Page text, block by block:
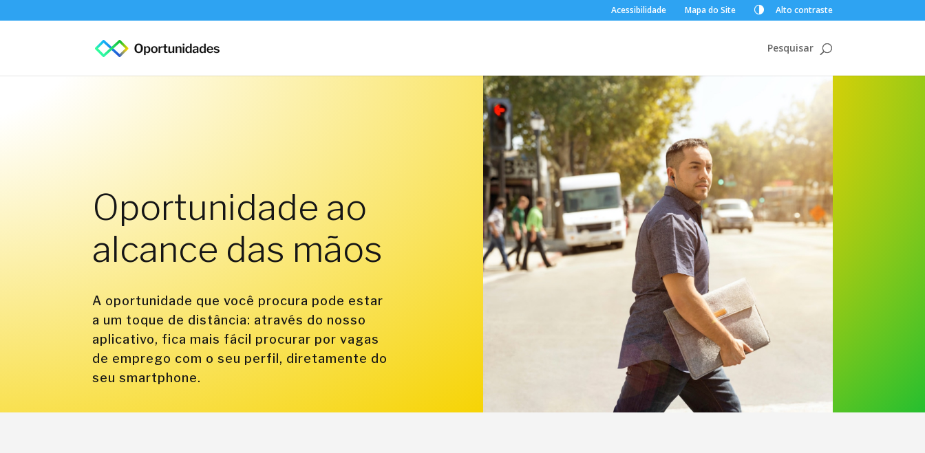
Acessibilidade Mapa do Site Alto contraste
Pesquisar
Oportunidade ao
alcance das mãos
A oportunidade que você procura pode estar
a um toque de distância: através do nosso
aplicativo, fica mais fácil procurar por vagas
de emprego com o seu perfil, diretamente do
seu smartphone.